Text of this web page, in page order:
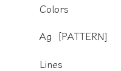
Colors
Ag [PATTERN]
Lines